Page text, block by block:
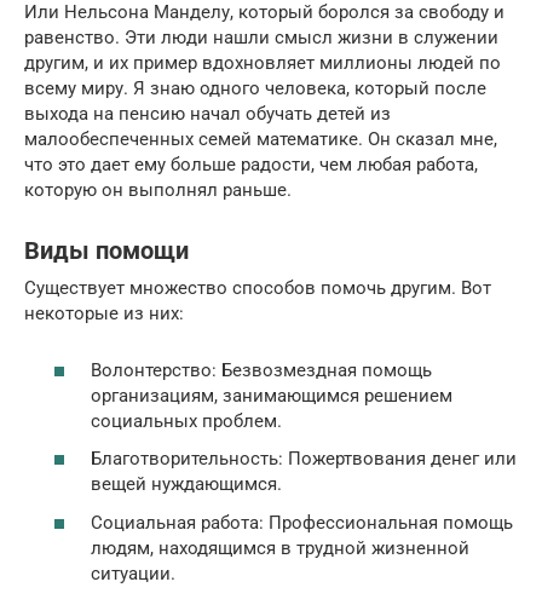
Или Нельсона Манделу, который боролся за свободу и
равенство. Эти люди нашли смысл жизни в служении
другим, и их пример вдохновляет миллионы людей по
всему миру. Я знаю одного человека, который после
выхода на пенсию начал обучать детей из
малообеспеченных семей математике. Он сказал мне,
что это дает ему больше радости, чем любая работа,
которую он выполнял раньше.
Виды помощи
Существует множество способов помочь другим. Вот
некоторые из них:
Волонтерство: Безвозмездная помощь
организациям, занимающимся решением
социальных проблем.
Благотворительность: Пожертвования денег или
вещей нуждающимся.
Социальная работа: Профессиональная помощь
людям, находящимся в трудной жизненной
ситуации.